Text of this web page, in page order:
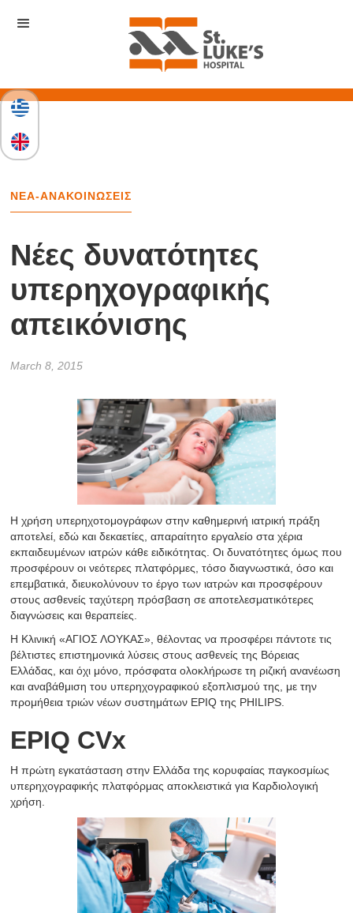
ΝΕΑ-ΑΝΑΚΟΙΝΩΣΕΙΣ
Νέες δυνατότητες
υπερηχογραφικής
απεικόνισης
March 8, 2015
Η χρήση υπερηχοτομογράφων στην καθημερινή ιατρική πράξη
αποτελεί, εδώ και δεκαετίες, απαραίτητο εργαλείο στα χέρια
εκπαιδευμένων ιατρών κάθε ειδικότητας. Οι δυνατότητες όμως που
προσφέρουν οι νεότερες πλατφόρμες, τόσο διαγνωστικά, όσο και
επεμβατικά, διευκολύνουν το έργο των ιατρών και προσφέρουν
στους ασθενείς ταχύτερη πρόσβαση σε αποτελεσματικότερες
διαγνώσεις και θεραπείες.
Η Κλινική «ΑΓΙΟΣ ΛΟΥΚΑΣ», θέλοντας να προσφέρει πάντοτε τις
βέλτιστες επιστημονικά λύσεις στους ασθενείς της Βόρειας
Ελλάδας, και όχι μόνο, πρόσφατα ολοκλήρωσε τη ριζική ανανέωση
και αναβάθμιση του υπερηχογραφικού εξοπλισμού της, με την
προμήθεια τριών νέων συστημάτων EPIQ της PHILIPS.
EPIQ CVx
Η πρώτη εγκατάσταση στην Ελλάδα της κορυφαίας παγκοσμίως
υπερηχογραφικής πλατφόρμας αποκλειστικά για Καρδιολογική
χρήση.